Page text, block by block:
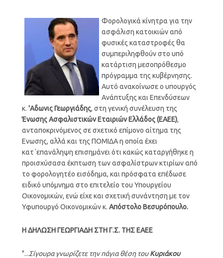
Φορολογικά κίνητρα για την
ασφάλιση κατοικιών από
φυσικές καταστροφές θα
συμπεριληφθούν στο υπό
κατάρτιση μεσοπρόθεσμο
πρόγραμμα της κυβέρνησης.
Αυτό ανακοίνωσε ο υπουργός
Ανάπτυξης και Επενδύσεων
κ. 'Αδωνις Γεωργιάδης, στη γενική συνέλευση της
Ένωσης Ασφαλιστικών Εταιριών Ελλάδος (ΕΑΕΕ),
ανταποκρινόμενος σε σχετικό επίμονο αίτημα της
Ενωσης, αλλά και της ΠΟΜΙΔΑ η οποία έχει
κατ΄επανάληψη επισημάνει ότι κακώς καταργήθηκε η
προισχύσασα έκπτωση των ασφαλίστρων κτιρίων από
το φορολογητέο εισόδημα, και πρόσφατα επέδωσε
ειδικό υπόμνημα στο επιτελείο του Υπουργείου
Οικονομικών, ενώ είχε και σχετική συνάντηση με τον
Υφυπουργό Οικονομικών κ. Απόστολο Βεσυρόπουλο.
Η ΔΗΛΩΣΗ ΓΕΩΡΓΙΑΔΗ ΣΤΗ Γ.Σ. ΤΗΣ ΕΑΕΕ
"...Σίγουρα γνωρίζετε την πάγια θέση τουΚυριάκου